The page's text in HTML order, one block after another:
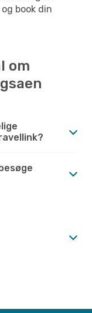
book din
om